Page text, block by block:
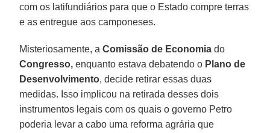
com os latifundiários para que o Estado compre terras
e as entregue aos camponeses.
Misteriosamente, aComissão de Economia do
Congresso, enquanto estava debatendo o Plano de
Desenvolvimento, decide retirar essas duas
medidas. Isso implicou na retirada desses dois
instrumentos legais com os quais o governo Petro
poderia levar a cabo uma reforma agrária que